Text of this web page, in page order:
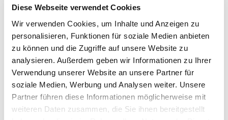
Diese Webseite verwendet Cookies
Wir verwenden Cookies, um Inhalte und Anzeigen zu
personalisieren, Funktionen für soziale Medien anbieten
zu können und die Zugriffe auf unsere Website zu
analysieren. Außerdem geben wir Informationen zu Ihrer
Verwendung unserer Website an unsere Partner für
soziale Medien, Werbung und Analysen weiter. Unsere
Partner führen diese Informationen möglicherweise mit
weiteren Daten zusammen, die Sie ihnen bereitgestellt
erwerben,Teilnehmer lernen, sich vorzustellen,
einfache Fragen zu stellen, im Alltag zu
kommunizieren und vertraute Ausdrücke zu
verwenden.
Inhalte und Ziele des A1-Kurses:
Grundlagen: Alphabet, Zahlen, einfache
Satzstrukturen, Konjugation von Verben, Ja-
Nein-Fragen.